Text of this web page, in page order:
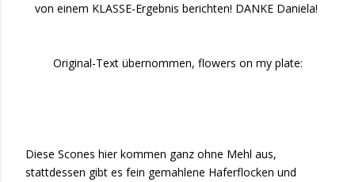
von einem KLASSE-Ergebnis berichten! DANKE Daniela!
Original-Text übernommen, flowers on my plate:
Diese Scones hier kommen ganz ohne Mehl aus,
stattdessen gibt es fein gemahlene Haferflocken und